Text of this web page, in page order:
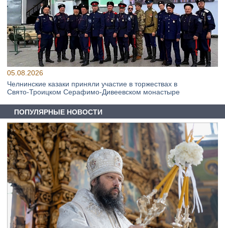
05.08.2026
Челнинские казаки приняли участие в торжествах в
Свято‑Троицком Серафимо‑Дивеевском монастыре
ПОПУЛЯРНЫЕ НОВОСТИ